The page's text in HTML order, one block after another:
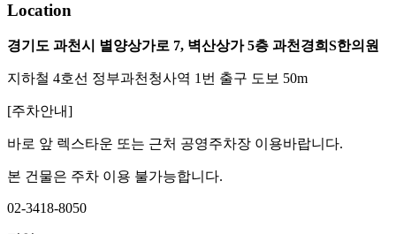
Location
경기도 과천시 별양상가로 7, 벽산상가 5층 과천경희S한의원
지하철 4호선 정부과천청사역 1번 출구 도보 50m
[주차안내]
바로 앞 렉스타운 또는 근처 공영주차장 이용바랍니다.
본 건물은 주차 이용 불가능합니다.
02-3418-8050